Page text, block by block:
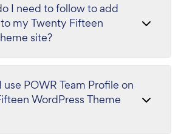
I need to follow to add
my Twenty Fifteen
site?
POWR Team Profile on
WordPress Theme